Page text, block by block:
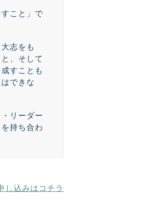
こと」で
志をも
、そして
すことも
できな
リーダー
持ち合わ
し込みはコチラ